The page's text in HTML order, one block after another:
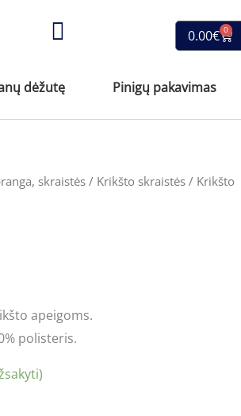
0.00€ 0
Cart
dėžutę Pinigų pakavimas
skraistės / Krikšto skraistės / Krikšto
apeigoms.
polisteris.